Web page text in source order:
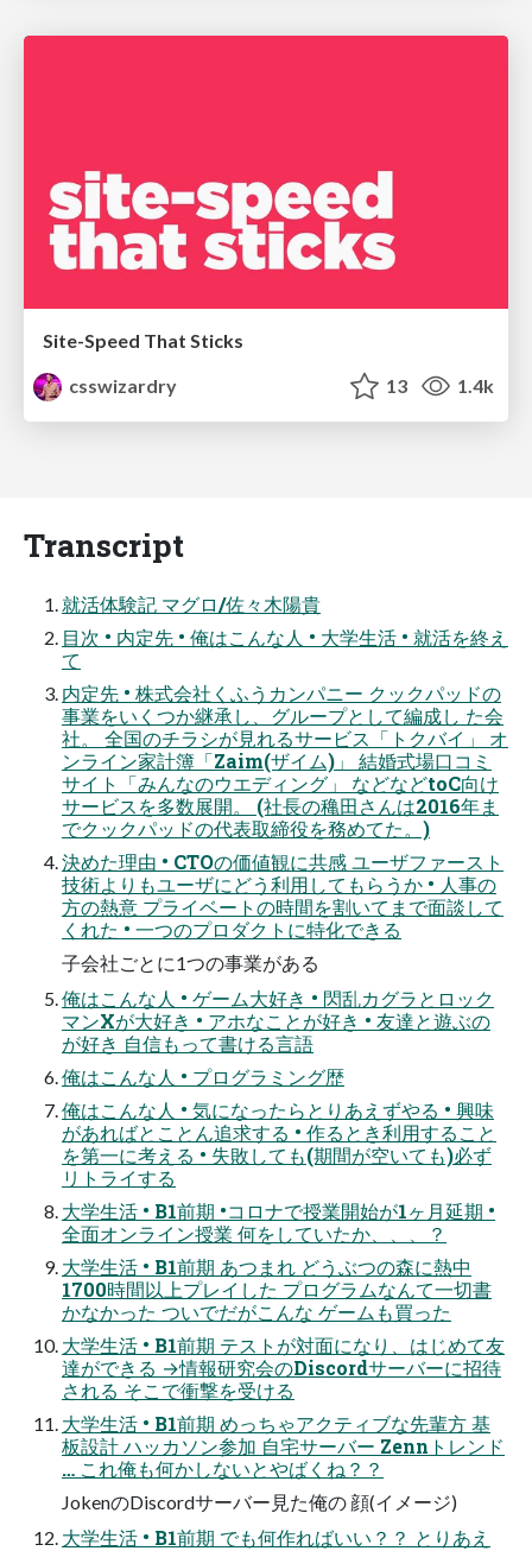
Site-Speed That Sticks
csswizardry
13 1.4k
Transcript
就活体験記 マグロ/佐々木陽貴
目次 • 内定先 • 俺はこんな人 • 大学生活 • 就活を終え
て
内定先 • 株式会社くふうカンパニー クックパッドの
事業をいくつか継承し、グループとして編成し た会
社。 全国のチラシが見れるサービス「トクバイ」 オ
ンライン家計簿「Zaim(ザイム)」 結婚式場口コミ
サイト「みんなのウエディング」 などなどtoC向け
サービスを多数展開。 (社長の穐田さんは2016年ま
でクックパッドの代表取締役を務めてた。)
決めた理由 • CTOの価値観に共感 ユーザファースト
技術よりもユーザにどう利用してもらうか • 人事の
方の熱意 プライベートの時間を割いてまで面談して
くれた • 一つのプロダクトに特化できる
子会社ごとに1つの事業がある
俺はこんな人 • ゲーム大好き • 閃乱カグラとロック
マンXが大好き • アホなことが好き • 友達と遊ぶの
が好き 自信もって書ける言語
俺はこんな人 • プログラミング歴
俺はこんな人 • 気になったらとりあえずやる • 興味
があればとことん追求する • 作るとき利用すること
を第一に考える • 失敗しても(期間が空いても)必ず
リトライする
大学生活 • B1前期 •コロナで授業開始が1ヶ月延期 •
全面オンライン授業 何をしていたか、、、？
大学生活 • B1前期 あつまれ どうぶつの森に熱中
1700時間以上プレイした プログラムなんて一切書
かなかった ついでだがこんな ゲームも買った
大学生活 • B1前期 テストが対面になり、はじめて友
達ができる →情報研究会のDiscordサーバーに招待
される そこで衝撃を受ける
大学生活 • B1前期 めっちゃアクティブな先輩方 基
板設計 ハッカソン参加 自宅サーバー Zennトレンド
… これ俺も何かしないとやばくね？？
JokenのDiscordサーバー見た俺の 顔(イメージ)
大学生活 • B1前期 でも何作ればいい？？ とりあえ